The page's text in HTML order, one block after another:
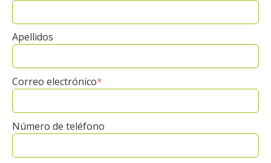
Apellidos
Correo electrónico*
Número de teléfono